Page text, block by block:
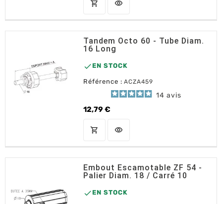
shopping_cart AJOUTER AU PANIER
visibility
Tandem Octo 60 - Tube Diam.
16 Long
 EN STOCK
Référence : ACZA459
14 avis
12,79 €
Prix
shopping_cart AJOUTER AU PANIER
visibility
Embout Escamotable ZF 54 -
Palier Diam. 18 / Carré 10
 EN STOCK